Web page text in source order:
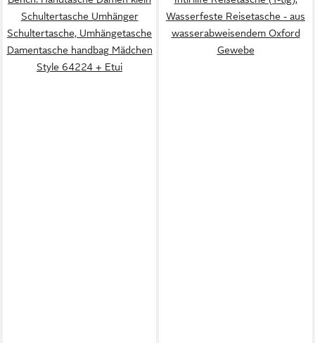
Schultertasche Umhänger
Schultertasche, Umhängetasche
Damentasche handbag Mädchen
Style 64224 + Etui
Wasserfeste Reisetasche - aus
wasserabweisendem Oxford
Gewebe